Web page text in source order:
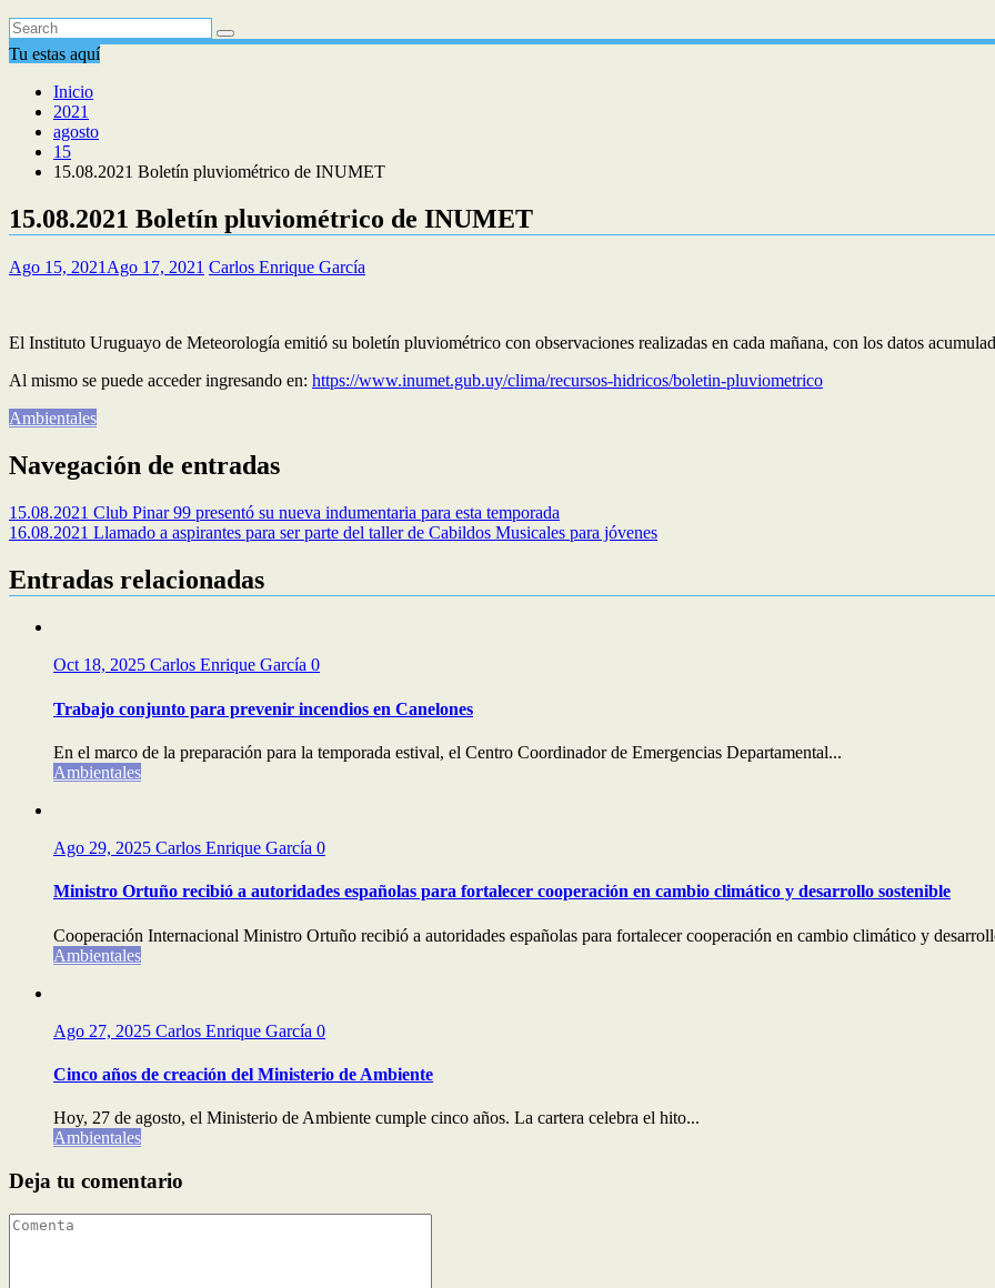
Tu estas aquí
Inicio
2021
agosto
15
15.08.2021 Boletín pluviométrico de INUMET
15.08.2021 Boletín pluviométrico de INUMET
Ago 15, 2021 Ago 17, 2021 Carlos Enrique García
El Instituto Uruguayo de Meteorología emitió su boletín pluviométrico con observaciones realizadas en cada mañana, con los datos
Al mismo se puede acceder ingresando en: https://www.inumet.gub.uy/clima/recursos-hidricos/boletin-pluviometrico
Ambientales
Navegación de entradas
15.08.2021 Club Pinar 99 presentó su nueva indumentaria para esta temporada
16.08.2021 Llamado a aspirantes para ser parte del taller de Cabildos Musicales para jóvenes
Entradas relacionadas
Oct 18, 2025 Carlos Enrique García 0
Trabajo conjunto para prevenir incendios en Canelones
En el marco de la preparación para la temporada estival, el Centro Coordinador de Emergencias Departamental...
Ambientales
Ago 29, 2025 Carlos Enrique García 0
Ministro Ortuño recibió a autoridades españolas para fortalecer cooperación en cambio climático y desarrollo sostenible
Cooperación Internacional Ministro Ortuño recibió a autoridades españolas para fortalecer cooperación en cambio climático y
Ambientales
Ago 27, 2025 Carlos Enrique García 0
Cinco años de creación del Ministerio de Ambiente
Hoy, 27 de agosto, el Ministerio de Ambiente cumple cinco años. La cartera celebra el hito...
Ambientales
Deja tu comentario